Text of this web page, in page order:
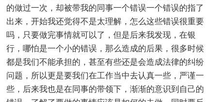
的做过一次，却被带我的同事一个错误一个错误的指了
出来，开始我还觉得不是太理解，怎么这些错误很重要
吗，只要做完事情就可以了，但是后来我发现，在银
行，哪怕是一个小的错误，那么造成的后果，很多时候
都是我们不能承担的，甚至有些还是会造成法律的纠纷
问题，所以更是要我们在工作当中去认真一些，严谨一
些，后来我也是在同事的带领下，渐渐的意识到自己的